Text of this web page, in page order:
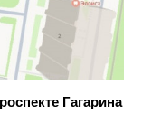
Гагарина